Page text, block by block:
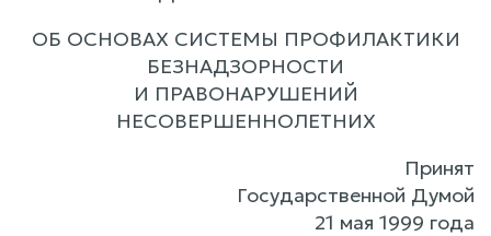
ОБ ОСНОВАХ СИСТЕМЫ ПРОФИЛАКТИКИ
БЕЗНАДЗОРНОСТИ
И ПРАВОНАРУШЕНИЙ
НЕСОВЕРШЕННОЛЕТНИХ
Принят
Государственной Думой
21 мая 1999 года